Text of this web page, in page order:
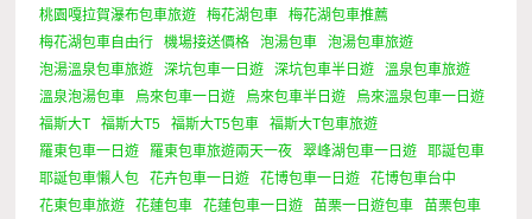
桃園嘎拉賀瀑布包車旅遊
梅花湖包車
梅花湖包車推薦
梅花湖包車自由行
機場接送價格 泡湯包車
泡湯包車旅遊
泡湯溫泉包車旅遊
深坑包車一日遊 深坑包車半日遊
溫泉包車旅遊
溫泉泡湯包車
烏來包車一日遊 烏來包車半日遊
烏來溫泉包車一日遊
福斯大T
福斯大T5 福斯大T5包車
福斯大T包車旅遊
羅東包車一日遊
羅東包車旅遊兩天一夜 翠峰湖包車一日遊
耶誕包車
耶誕包車懶人包
花卉包車一日遊 花博包車一日遊
花博包車台中
花東包車旅遊
花蓮包車 花蓮包車一日遊 苗栗一日遊包車 苗栗包車